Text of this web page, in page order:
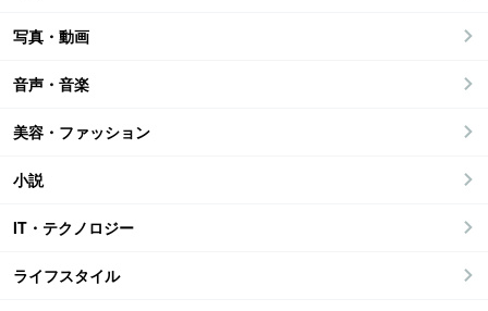
写真・動画
音声・音楽
美容・ファッション
小説
IT・テクノロジー
ライフスタイル